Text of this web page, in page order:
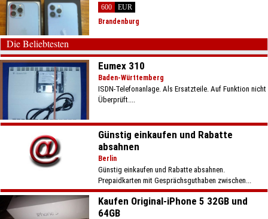
600
EUR
Brandenburg
Die Beliebtesten
Eumex 310
Baden-Württemberg
ISDN-Telefonanlage. Als Ersatzteile. Auf Funktion nicht
Überprüft....
Günstig einkaufen und Rabatte
absahnen
Berlin
Günstig einkaufen und Rabatte absahnen.
Prepaidkarten mit Gesprächsguthaben zwischen...
Kaufen Original-iPhone 5 32GB und
64GB